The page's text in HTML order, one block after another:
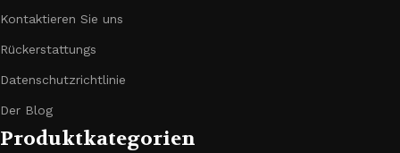
Kontaktieren Sie uns
Rückerstattungs
Datenschutzrichtlinie
Der Blog
Produktkategorien